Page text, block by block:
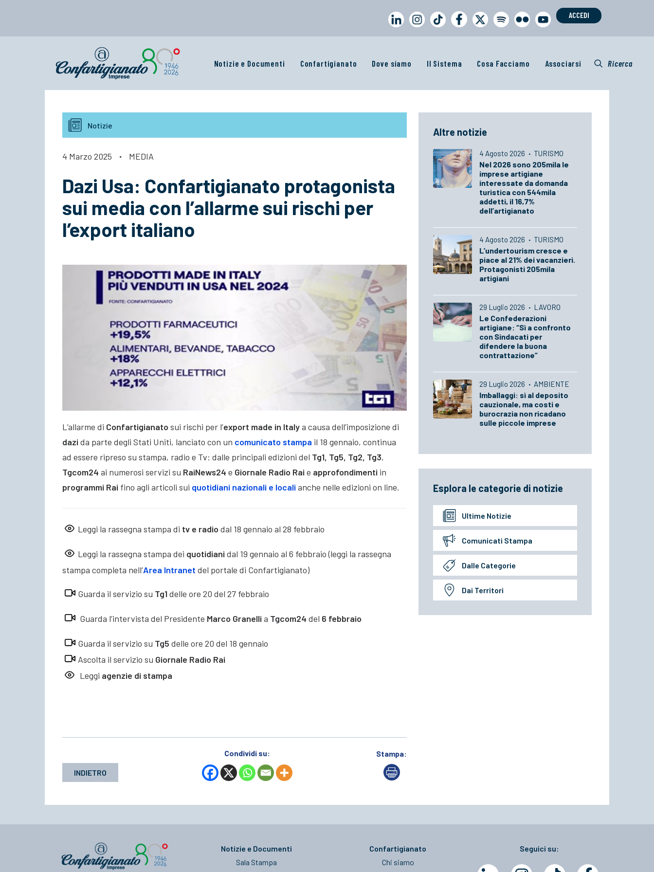
ACCEDI
Notizie e Documenti Confartigianato Dove siamo Il Sistema Cosa Facciamo Associarsi Ricerca
Notizie
4 Marzo 2025 · MEDIA
Dazi Usa: Confartigianato protagonista
sui media con l’allarme sui rischi per
l’export italiano
L’allarme di Confartigianato sui rischi per l’export made in Italya causa dell’imposizione di
dazi da parte degli Stati Uniti, lanciato con un comunicato stampa il 18 gennaio, continua
ad essere ripreso su stampa, radio e Tv: dalle principali edizioni del Tg1, Tg5, Tg2, Tg3,
Tgcom24 ai numerosi servizi su RaiNews24 e Giornale Radio Rai e approfondimenti in
programmi Rai fino agli articoli sui quotidiani nazionali e localianche nelle edizioni on line.
Leggi la rassegna stampa di tv e radio dal 18 gennaio al 28 febbraio
Leggi la rassegna stampa dei quotidiani dal 19 gennaio al 6 febbraio (leggi la rassegna
stampa completa nell’Area Intranet del portale di Confartigianato)
Guarda il servizio su Tg1 delle ore 20 del 27 febbraio
Guarda l’intervista del Presidente Marco Granelli a Tgcom24 del 6 febbraio
Guarda il servizio su Tg5 delle ore 20 del 18 gennaio
Ascolta il servizio su Giornale Radio Rai
Leggi agenzie di stampa
INDIETRO
Condividi su: Stampa:
Altre notizie
4 Agosto 2026 · TURISMO
Nel 2026 sono 205mila le
imprese artigiane
interessate da domanda
turistica con 544mila
addetti, il 16,7%
dell’artigianato
4 Agosto 2026 · TURISMO
L’undertourism cresce e
piace al 21% dei vacanzieri.
Protagonisti 205mila
artigiani
29 Luglio 2026 · LAVORO
Le Confederazioni
artigiane: “Sì a confronto
con Sindacati per
difendere la buona
contrattazione”
29 Luglio 2026 · AMBIENTE
Imballaggi: sì al deposito
cauzionale, ma costi e
burocrazia non ricadano
sulle piccole imprese
Esplora le categorie di notizie
Ultime Notizie
Comunicati Stampa
Dalle Categorie
Dai Territori
Notizie e Documenti
Sala Stampa
Confartigianato
Chi siamo
Seguici su: